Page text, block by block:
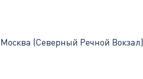
Москва (Северный Речной Вокзал)